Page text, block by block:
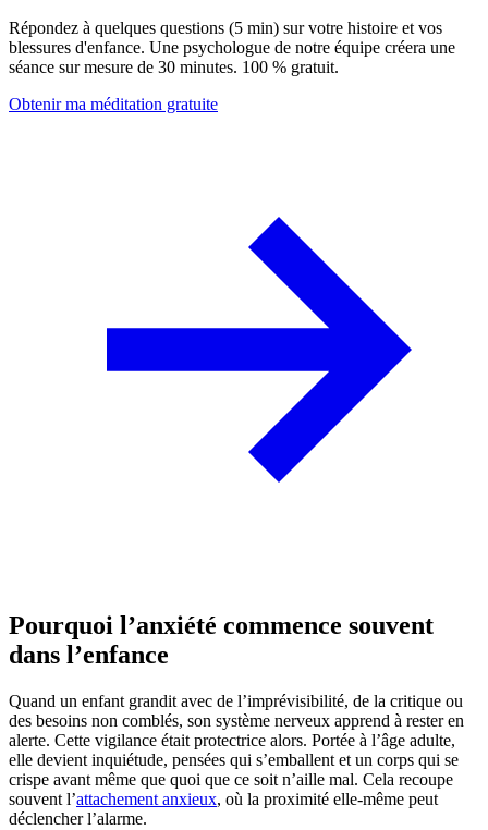
Répondez à quelques questions (5 min) sur votre histoire et vos
blessures d'enfance. Une psychologue de notre équipe créera une
séance sur mesure de 30 minutes. 100 % gratuit.
Obtenir ma méditation gratuite
Pourquoi l’anxiété commence souvent
dans l’enfance
Quand un enfant grandit avec de l’imprévisibilité, de la critique ou
des besoins non comblés, son système nerveux apprend à rester en
alerte. Cette vigilance était protectrice alors. Portée à l’âge adulte,
elle devient inquiétude, pensées qui s’emballent et un corps qui se
crispe avant même que quoi que ce soit n’aille mal. Cela recoupe
souvent l’attachement anxieux, où la proximité elle-même peut
déclencher l’alarme.